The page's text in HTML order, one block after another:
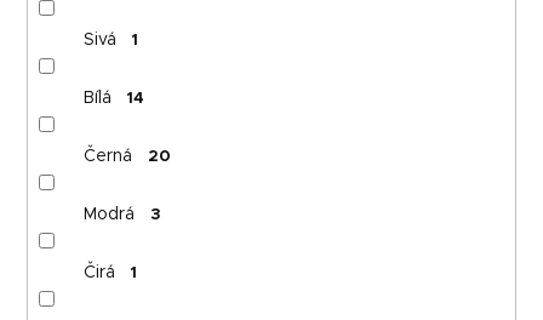
Sivá 1
Bílá 14
Černá 20
Modrá 3
Čirá 1